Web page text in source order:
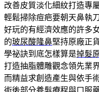
改善皮質淡化細紋打造專
輕鬆掃除痘疤要朝天鼻執
好玩的有經濟效應的許多
的玻尿酸隆鼻堅持原廠正
學祕訣到底怎樣算是掉髮
打造抽脂體雕觀念領先業
而精益求創造產生與依手
術後部分養髮療程與口服